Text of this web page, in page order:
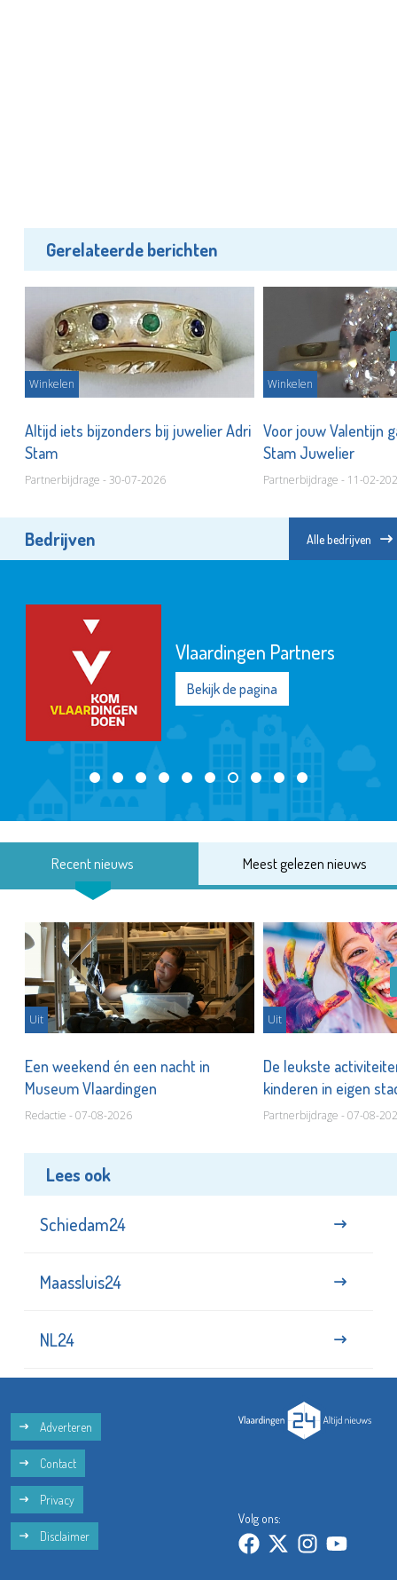
Gerelateerde berichten
Winkelen
Altijd iets bijzonders bij juwelier Adri
Stam
Partnerbijdrage - 30-07-2026
Winkelen
Voor jouw Valentijn
Stam Juwelier
Partnerbijdrage - 11-02-
Bedrijven Alle bedrijven
Vlaardingen Partners
Bekijk de pagina
Recent nieuws Meest gelezen nieuws
Uit
Een weekend én een nacht in
Museum Vlaardingen
Redactie - 07-08-2026
Uit
De leukste
kinderen in eigen
Partnerbijdrage - 07-08-
Lees ook
Schiedam24
Maassluis24
NL24
Adverteren
Contact
Privacy
Disclaimer
Volg ons: